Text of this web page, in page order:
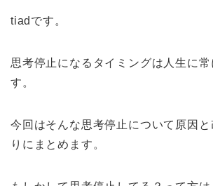
tiadです。
思考停止になるタイミングは人生に常
す。
今回はそんな思考停止について原因
りにまとめます。